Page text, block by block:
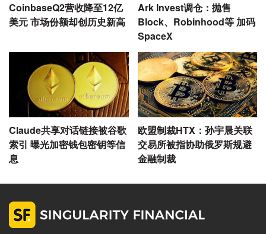
CoinbaseQ2营收降至12亿
美元 市场份额却创历史新高
Ark Invest调仓：抛售
Block、Robinhood等 加码
SpaceX
Claude共享对话链接被谷歌
索引 曝光加密钱包密钥等信
息
欧盟制裁HTX：孙宇晨关联
交易所被指协助俄罗斯规避
金融制裁